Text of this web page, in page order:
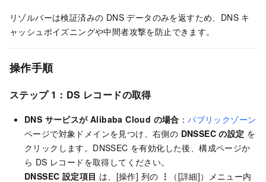
リゾルバーは検証済みの DNS データのみを返すため、DNS キ
ャッシュポイズニングや中間者攻撃を防止できます。
操作手順
ステップ 1：DS レコードの取得
DNS サービスが Alibaba Cloud の場合 ：パブリックゾーン
ページで対象ドメインを見つけ、右側の DNSSEC の設定 を
クリックします。DNSSEC を有効化した後、構成ページか
ら DS レコードを取得してください。
DNSSEC 設定項目 は、[操作] 列の ⋮
（[詳細]）メニュー内